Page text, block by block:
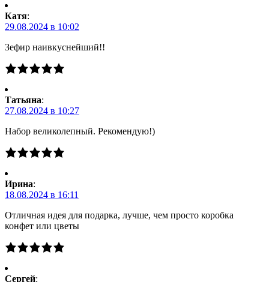
Катя:
29.08.2024 в 10:02
Зефир наивкуснейший!!
Татьяна:
27.08.2024 в 10:27
Набор великолепный. Рекомендую!)
Ирина:
18.08.2024 в 16:11
Отличная идея для подарка, лучше, чем просто коробка
конфет или цветы
Сергей: